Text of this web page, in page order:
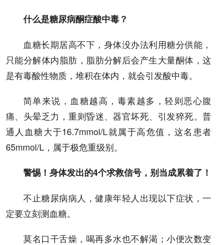
什么是糖尿病酮症酸中毒？
血糖长期居高不下，身体没办法利用糖分供能，
只能分解体内脂肪，脂肪分解后会产生大量酮体，这
是有毒酸性物质，堆积在体内，就会引发酸中毒。
简单来说，血糖越高，毒素越多，轻则恶心腹
痛、头晕乏力，重则昏迷、器官坏死、引发猝死。普
通人血糖大于16.7mmol/L就属于高危值，这名患者
65mmol/L，属于极危重级别。
警惕！身体发出的4个求救信号，别当成累着了！
不止糖尿病病人，健康年轻人出现以下症状，一
定要立刻测血糖。
莫名口干舌燥，喝再多水也不解渴；小便次数变